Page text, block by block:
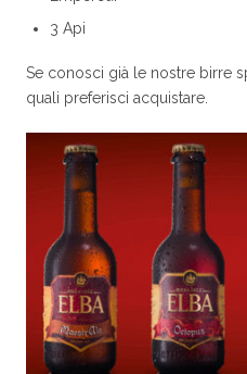
3 Api
Se conosci già le nostre birre
quali preferisci acquistare.